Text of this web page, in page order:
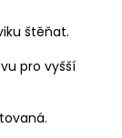
štěňat.
pro vyšší